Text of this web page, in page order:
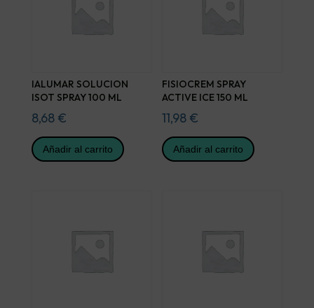
IALUMAR SOLUCION
ISOT SPRAY 100 ML
8,68 €
Añadir al carrito
FISIOCREM SPRAY
ACTIVE ICE 150 ML
11,98 €
Añadir al carrito